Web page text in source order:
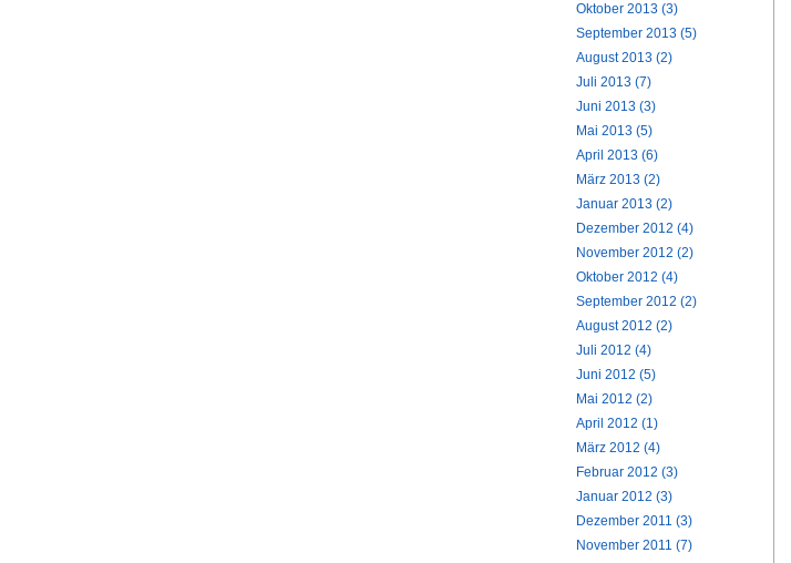
Oktober 2013 (3)
September 2013 (5)
August 2013 (2)
Juli 2013 (7)
Juni 2013 (3)
Mai 2013 (5)
April 2013 (6)
März 2013 (2)
Januar 2013 (2)
Dezember 2012 (4)
November 2012 (2)
Oktober 2012 (4)
September 2012 (2)
August 2012 (2)
Juli 2012 (4)
Juni 2012 (5)
Mai 2012 (2)
April 2012 (1)
März 2012 (4)
Februar 2012 (3)
Januar 2012 (3)
Dezember 2011 (3)
November 2011 (7)